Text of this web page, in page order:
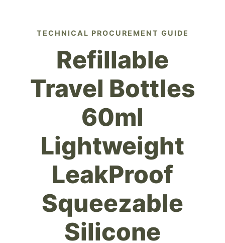
TECHNICAL PROCUREMENT GUIDE
Refillable
Travel Bottles
60ml
Lightweight
LeakProof
Squeezable
Silicone